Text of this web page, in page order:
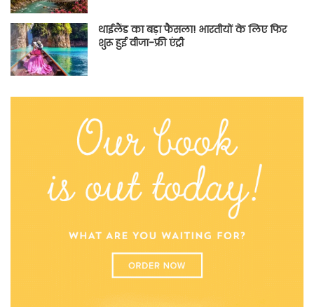
थाईलैंड का बड़ा फैसला! भारतीयों के लिए फिर
शुरू हुई वीजा-फ्री एंट्री